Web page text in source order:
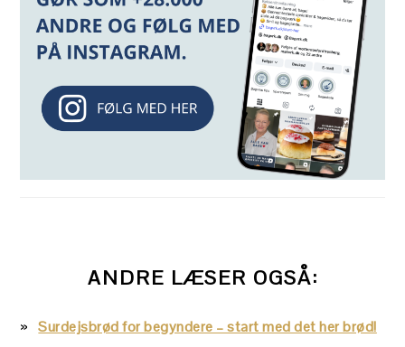
ANDRE LÆSER OGSÅ:
Surdejsbrød for begyndere – start med det her brød!